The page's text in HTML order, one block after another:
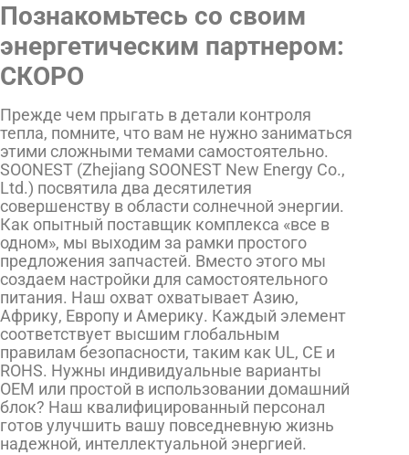
Познакомьтесь со своим
энергетическим партнером:
СКОРО
Прежде чем прыгать в детали контроля
тепла, помните, что вам не нужно заниматься
этими сложными темами самостоятельно.
SOONEST (Zhejiang SOONEST New Energy Co.,
Ltd.) посвятила два десятилетия
совершенству в области солнечной энергии.
Как опытный поставщик комплекса «все в
одном», мы выходим за рамки простого
предложения запчастей. Вместо этого мы
создаем настройки для самостоятельного
питания. Наш охват охватывает Азию,
Африку, Европу и Америку. Каждый элемент
соответствует высшим глобальным
правилам безопасности, таким как UL, CE и
ROHS. Нужны индивидуальные варианты
OEM или простой в использовании домашний
блок? Наш квалифицированный персонал
готов улучшить вашу повседневную жизнь
надежной, интеллектуальной энергией.